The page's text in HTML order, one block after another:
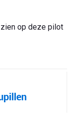
op deze pilot